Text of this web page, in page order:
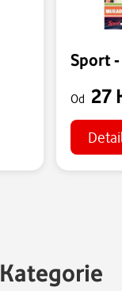
Sport
Od 27
Detail
Kategorie